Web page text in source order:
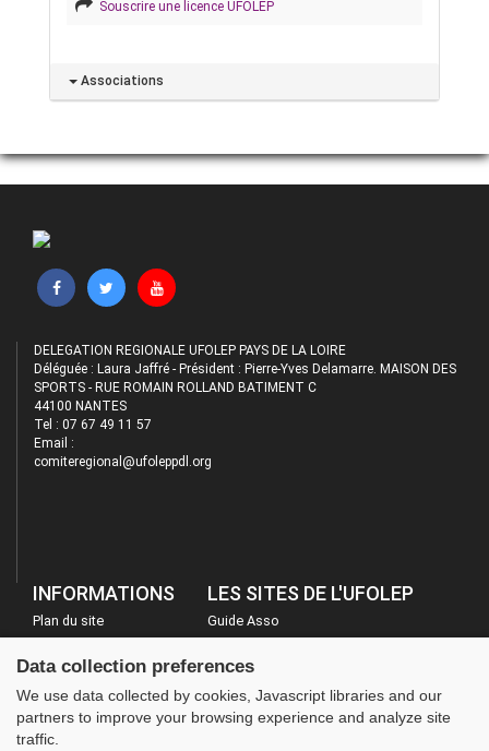
Souscrire une licence UFOLEP
Associations
DELEGATION REGIONALE UFOLEP PAYS DE LA LOIRE
Déléguée : Laura Jaffré - Président : Pierre-Yves Delamarre. MAISON DES
SPORTS - RUE ROMAIN ROLLAND BATIMENT C
44100 NANTES
Tel : 07 67 49 11 57
Email :
comiteregional@ufoleppdl.org
INFORMATIONS
Plan du site
Mentions légales
Administration
LES SITES DE L'UFOLEP
Guide Asso
Inscriptions évènements
Data collection preferences
We use data collected by cookies, Javascript libraries and our
partners to improve your browsing experience and analyze site
traffic.